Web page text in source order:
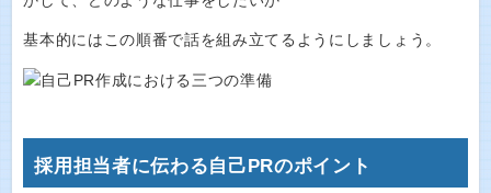
基本的にはこの順番で話を組み立てるようにしましょう。
採用担当者に伝わる自己PRのポイント